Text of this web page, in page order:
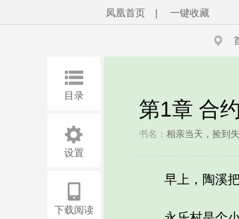
凤凰首页 | 一键收藏
第1章 合
书名： 相亲当天，捡到
早上，陶溪把
目录
设置
下载阅读